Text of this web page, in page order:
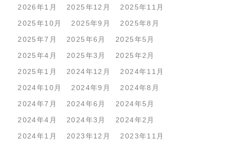
2026年1月
2025年12月
2025年11月
2025年10月
2025年9月
2025年8月
2025年7月
2025年6月
2025年5月
2025年4月
2025年3月
2025年2月
2025年1月
2024年12月
2024年11月
2024年10月
2024年9月
2024年8月
2024年7月
2024年6月
2024年5月
2024年4月
2024年3月
2024年2月
2024年1月
2023年12月
2023年11月